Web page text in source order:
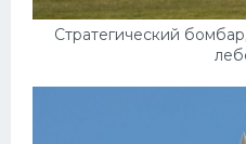
Стратегический